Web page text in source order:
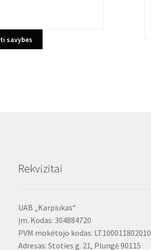
23,99€.
savybes
product
Rekvizitai
UAB „Karpiukas“
Įm. Kodas: 304884720
PVM mokėtojo kodas: LT100011802010
Adresas: Stoties g. 21, Plungė 90115